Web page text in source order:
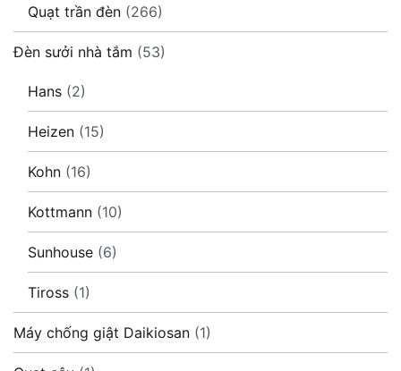
Quạt trần đèn (266)
Đèn sưởi nhà tắm (53)
Hans (2)
Heizen (15)
Kohn (16)
Kottmann (10)
Sunhouse (6)
Tiross (1)
Máy chống giật Daikiosan (1)